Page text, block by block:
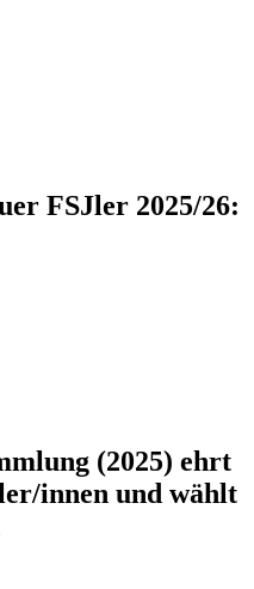
FSJler 2025/26:
(2025) ehrt
innen und wählt